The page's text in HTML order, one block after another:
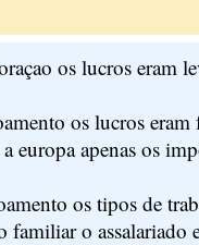
os lucros eram
os lucros eram
europa apenas os
os tipos de
familiar o assalariado